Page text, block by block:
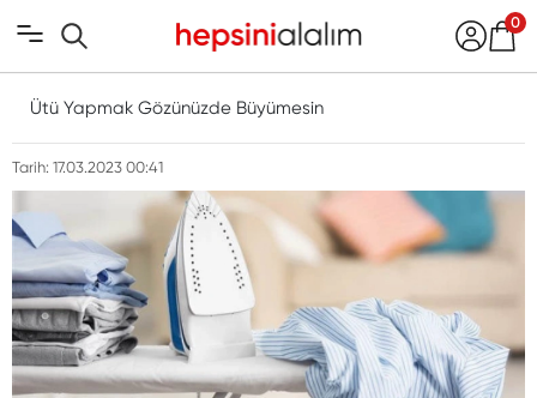
0
Ütü Yapmak Gözünüzde Büyümesin
Tarih: 17.03.2023 00:41